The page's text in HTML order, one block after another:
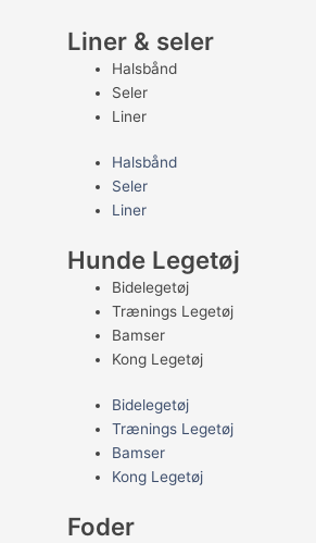
Liner & seler
Halsbånd
Seler
Liner
Halsbånd
Seler
Liner
Hunde Legetøj
Bidelegetøj
Trænings Legetøj
Bamser
Kong Legetøj
Bidelegetøj
Trænings Legetøj
Bamser
Kong Legetøj
Foder